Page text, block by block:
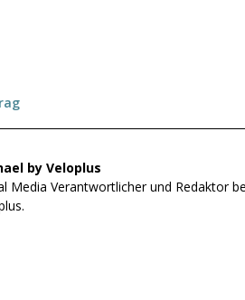
by Veloplus
Media Verantwortlicher und Redaktor